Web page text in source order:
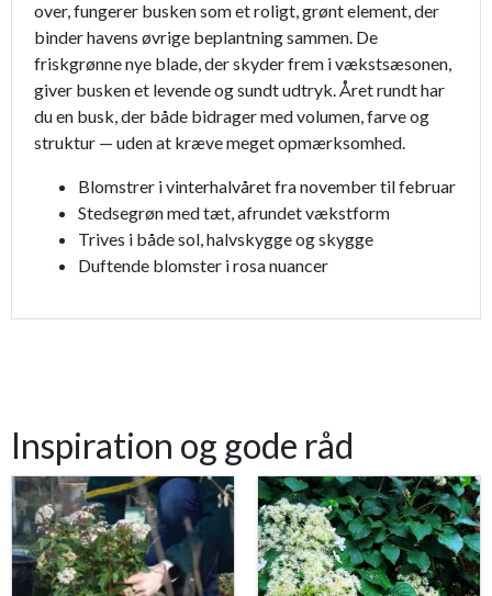
over, fungerer busken som et roligt, grønt element, der
binder havens øvrige beplantning sammen. De
friskgrønne nye blade, der skyder frem i vækstsæsonen,
giver busken et levende og sundt udtryk. Året rundt har
du en busk, der både bidrager med volumen, farve og
struktur — uden at kræve meget opmærksomhed.
Blomstrer i vinterhalvåret fra november til februar
Stedsegrøn med tæt, afrundet vækstform
Trives i både sol, halvskygge og skygge
Duftende blomster i rosa nuancer
Inspiration og gode råd